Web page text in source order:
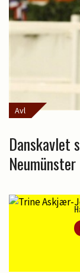
Avl
Danskavlet
Neumünster